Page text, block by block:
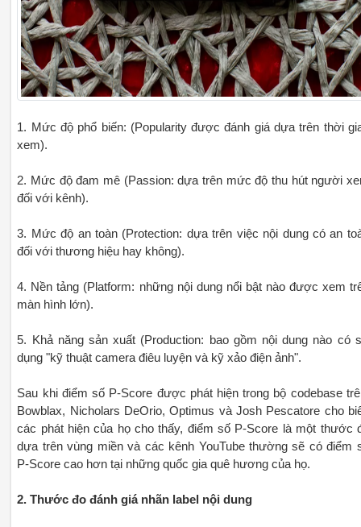
1. Mức độ phổ biến: (Popularity được đánh giá dựa trên thời
xem).
2. Mức độ đam mê (Passion: dựa trên mức độ thu hút người
đối với kênh).
3. Mức độ an toàn (Protection: dựa trên việc nội dung có an
đối với thương hiệu hay không).
4. Nền tảng (Platform: những nội dung nổi bật nào được xem
màn hình lớn).
5. Khả năng sản xuất (Production: bao gồm nội dung nào có
dụng "kỹ thuật camera điêu luyện và kỹ xảo điện ảnh".
Sau khi điểm số P-Score được phát hiện trong bộ codebase
Bowblax, Nicholars DeOrio, Optimus và Josh Pescatore cho
các phát hiện của họ cho thấy, điểm số P-Score là một thước
dựa trên vùng miền và các kênh YouTube thường sẽ có điểm
P-Score cao hơn tại những quốc gia quê hương của họ.
2. Thước đo đánh giá nhãn label nội dung